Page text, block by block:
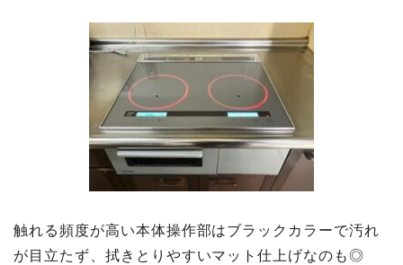
触れる頻度が高い本体操作部はブラックカラーで汚れ
が目立たず、拭きとりやすいマット仕上げなのも◎